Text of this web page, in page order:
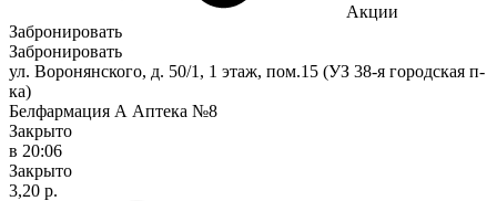
Акции
Забронировать
Забронировать
ул. Воронянского, д. 50/1, 1 этаж, пом.15 (УЗ 38-я городская п-
ка)
Белфармация А Аптека №8
Закрыто
в 20:06
Закрыто
3,20 р.